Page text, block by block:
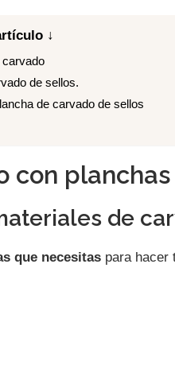
↓
carvado
de sellos.
de carvado de sellos
con
de
que necesitas para hacer